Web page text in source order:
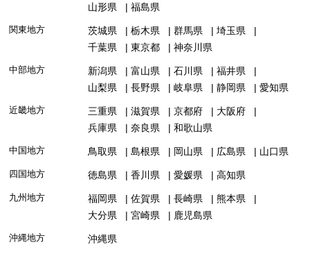
山形県
福島県
関東地方 茨城県 栃木県 群馬県
埼玉県
千葉県
東京都 神奈川県
中部地方 新潟県 富山県 石川県
福井県
山梨県
長野県 岐阜県 静岡県 愛知県
近畿地方 三重県 滋賀県 京都府
大阪府
兵庫県
奈良県 和歌山県
中国地方 鳥取県 島根県 岡山県 広島県 山口県
四国地方 徳島県 香川県 愛媛県 高知県
九州地方 福岡県 佐賀県 長崎県
熊本県
大分県
宮崎県 鹿児島県
沖縄地方 沖縄県